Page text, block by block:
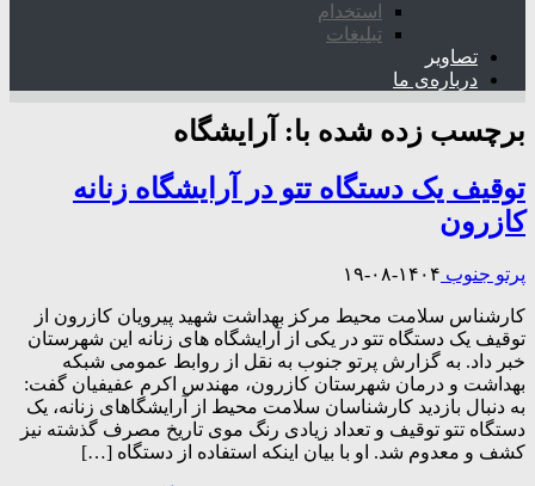
استخدام
تبلیغات
تصاویر
درباره‌ی ما
برچسب زده شده با: آرایشگاه
توقیف یک دستگاه تتو در آرایشگاه زنانه
کازرون
پرتو جنوب ۱۴۰۴-۰۸-۱۹
کارشناس سلامت محیط مرکز بهداشت شهید پیرویان کازرون از
توقیف یک دستگاه تتو در یکی از آرایشگاه های زنانه این شهرستان
خبر داد. به گزارش پرتو جنوب به نقل از روابط عمومی شبکه
بهداشت و درمان شهرستان کازرون، مهندس اکرم عفیفیان گفت:
به دنبال بازدید کارشناسان سلامت محیط از آرایشگاهای زنانه، یک
دستگاه تتو توقیف و تعداد زیادی رنگ موی تاریخ مصرف گذشته نیز
کشف و معدوم شد. او با بیان اینکه استفاده از دستگاه […]